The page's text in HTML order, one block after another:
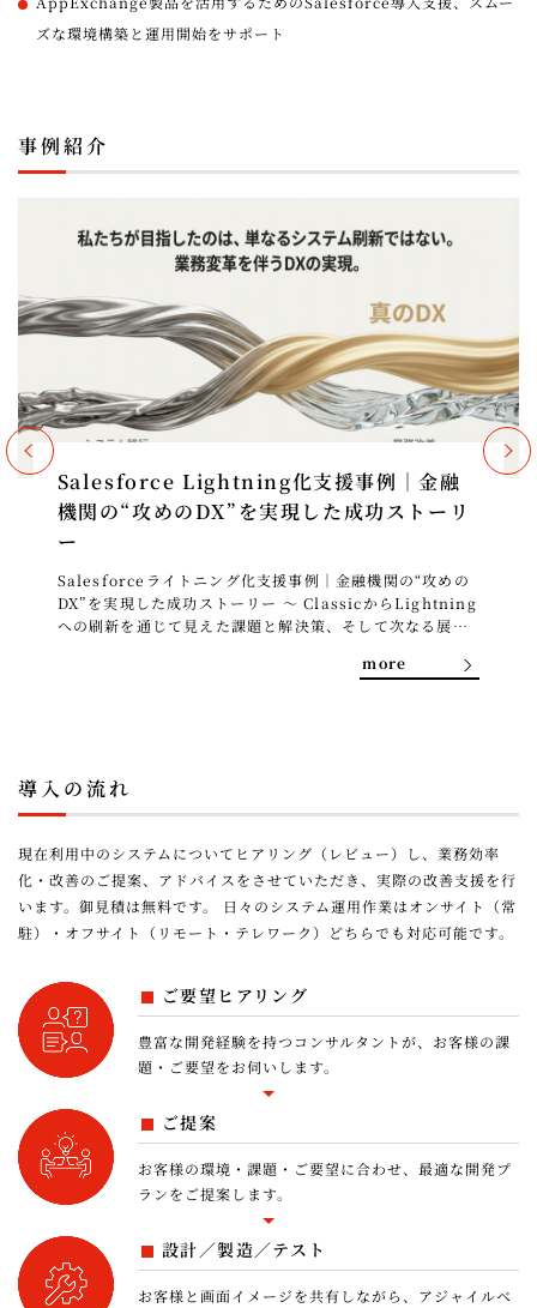
事例紹介
Salesforce Lightning化支援事例｜金融
機関の“攻めのDX”を実現した成功ストーリ
ー
Salesforceライトニング化支援事例｜金融機関の“攻めの
DX”を実現した成功ストーリー ～ ClassicからLightning
への刷新を通じて見えた課題と解決策、そして次なる展望
sicからLightningへの移行支援を行った事例をもとに、業
刷新の背景と課題 15年稼働した営業業務に関するワークフ
加など、現場の業務効率に限界が生じていました。さらに2
025年12月のサポート終了が迫る中、抜本的なシステム刷
新が急務となりました。 再設計の取り組み方針 Salesforc
に優れたシンプルな基盤を再構築。金融業務の深い理解を
推進しました。UI/UXの刷新や部門横断プロセス整備によ
り、情報の一元管理とリアルタイム性を高めました。 移行
による成果 2025年秋に計画通りLightningへの移行と安
定稼働を実現。標準機能中心化により柔軟な運用・迅速な
修正が可能となり、商談・案件の紐づけなど営業活動の質
が向上。部門間連携も強化され、業務効率が大幅に改善さ
れました。さらに将来的なFinancial Services Cloud
（FSC）活用や他システム連携にも対応できる柔軟な基盤
へと進化しました。 今後の展望 Lightning移行はゴール
ではなくスタート。FSC活用によるさらなる業務改善や、O
mniStudioを活用したUI/UXの進化、お客様向けサイト
のリッチ化を推進します。今後は営業業務以外の周辺シス
テムも段階的にSalesforceへ統合し、業務全体の最適化を
目指します。
more
導入の流れ
現在利用中のシステムについてヒアリング（レビュー）し、業務効率
化・改善のご提案、アドバイスをさせていただき、実際の改善支援を行
います。御見積は無料です。 日々のシステム運用作業はオンサイト（常
駐）・オフサイト（リモート・テレワーク）どちらでも対応可能です。
ご要望ヒアリング
豊富な開発経験を持つコンサルタントが、お客様の課
題・ご要望をお伺いします。
ご提案
お客様の環境・課題・ご要望に合わせ、最適な開発プ
ランをご提案します。
設計／製造／テスト
お客様と画面イメージを共有しながら、アジャイルベ
ズな環境構築と運用開始をサポート